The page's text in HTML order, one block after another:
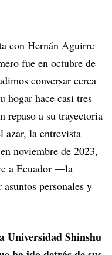
con Hernán Aguirre
fue en octubre de
conversar cerca
hogar hace casi tres
repaso a su trayectoria
azar, la entrevista
noviembre de 2023,
a Ecuador —la
personales y
Universidad Shinshu